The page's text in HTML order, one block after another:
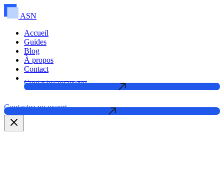
ASN
Accueil
Guides
Blog
À propos
Contact
Contactez un expert
Contactez un expert